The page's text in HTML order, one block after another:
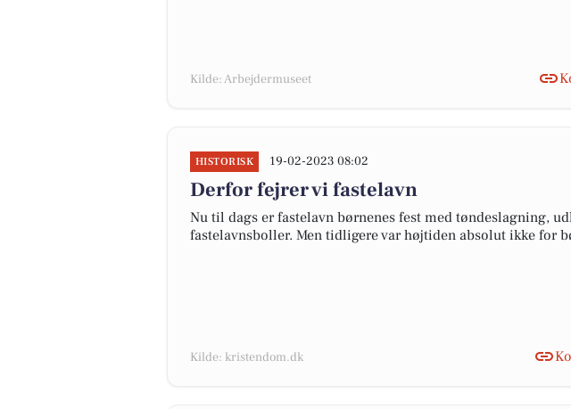
Kilde: Arbejdermuseet
HISTORISK 19-02-2023 08:02
Derfor fejrer vi fastelavn
Nu til dags er fastelavn børnenes fest med tøndeslagning,
fastelavnsboller. Men tidligere var højtiden absolut ikke for
Kilde: kristendom.dk